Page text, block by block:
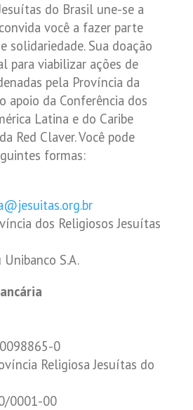
do Brasil une-se a
você a fazer parte
solidariedade. Sua doação
para viabilizar ações de
pela Província da
apoio da Conferência dos
Latina e do Caribe
Red Claver. Você pode
formas:
dos Religiosos Jesuítas
S.A.
0
Religiosa Jesuítas do
0001-00